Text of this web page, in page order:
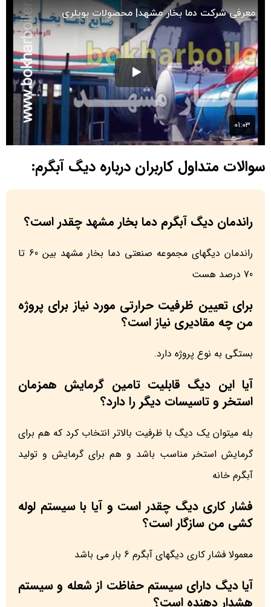
سوالات متداول کاربران درباره دیگ آبگرم:
راندمان دیگ آبگرم دما بخار مشهد چقدر است؟
راندمان دیگهای مجموعه صنعتی دما بخار مشهد بین 60 تا
70 درصد هست
برای تعیین ظرفیت حرارتی مورد نیاز برای پروژه
من چه مقادیری نیاز است؟
بستگی به نوع پروژه دارد.
آیا این دیگ قابلیت تامین گرمایش همزمان
استخر و تاسیسات دیگر را دارد؟
بله میتوان یک دیگ با ظرفیت بالاتر انتخاب کرد که هم برای
گرمایش استخر مناسب باشد و هم برای گرمایش و تولید
آبگرم خانه
فشار کاری دیگ چقدر است و آیا با سیستم لوله
کشی من سازگار است؟
معمولا فشار کاری دیگهای آبگرم 6 بار می باشد
آیا دیگ دارای سیستم حفاظت از شعله و سیستم
هشدار دهنده است؟